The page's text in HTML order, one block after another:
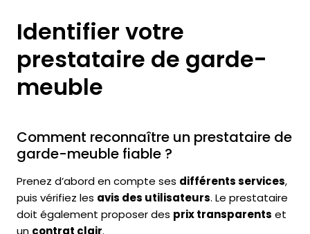
Identifier votre
prestataire de garde-
meuble
Comment reconnaître un prestataire de
garde-meuble fiable ?
Prenez d’abord en compte ses différents services,
puis vérifiez les avis des utilisateurs. Le prestataire
doit également proposer des prix transparents et
un contrat clair.